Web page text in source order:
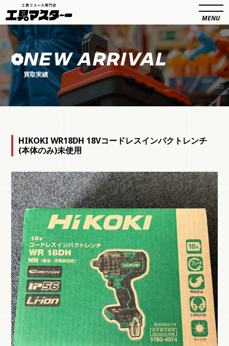
NEW ARRIVAL
買取実績
HIKOKI WR18DH 18Vコードレスインパクトレンチ
(本体のみ)未使用